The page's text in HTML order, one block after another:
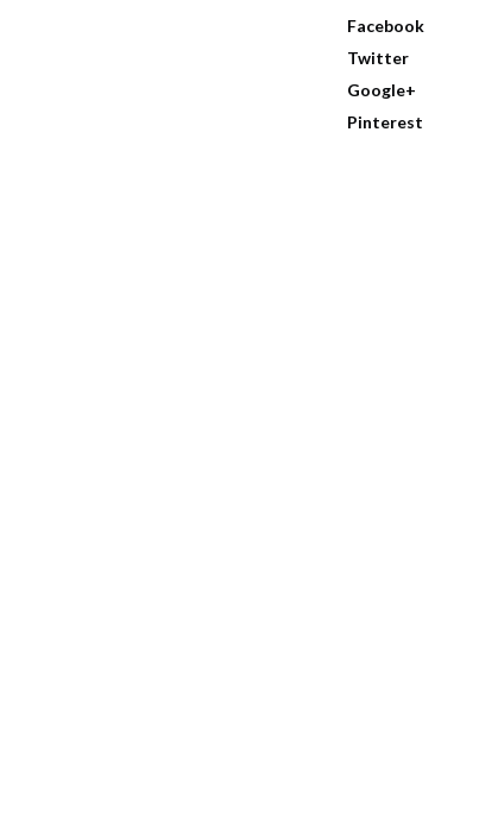
Facebook
Twitter
Google+
Pinterest